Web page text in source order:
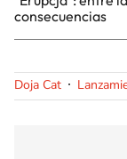
consecuencias
Doja Cat